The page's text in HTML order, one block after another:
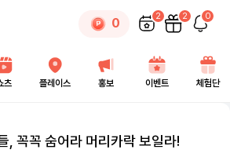
0 2 2 0
츠 플레이스 홍보 이벤트 체험단
, 꼭꼭 숨어라 머리카락 보일라!